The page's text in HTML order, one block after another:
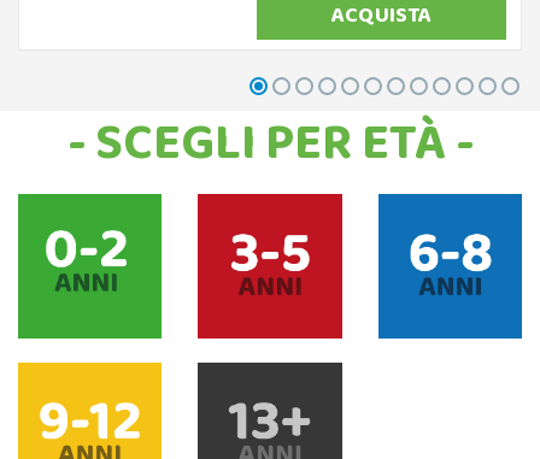
ACQUISTA
- SCEGLI PER ETÀ -